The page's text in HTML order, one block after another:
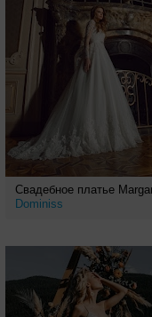
Свадебное платье
Dominiss